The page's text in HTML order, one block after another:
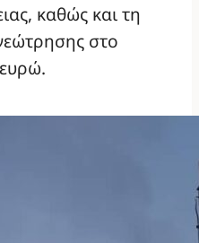
καθώς και τη
στο